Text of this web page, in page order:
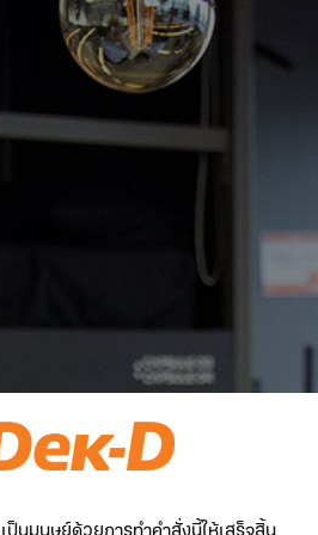
นมนุษย์ด้วยการทำคำสั่งนี้ให้เสร็จสิ้น